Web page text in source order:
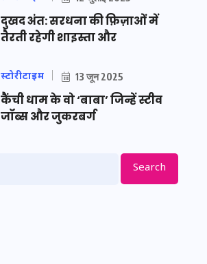
दुखद अंत: सरधना की फ़िज़ाओं में
तैरती रहेगी शाइस्ता और
स्टोरीटाइम 13 जून 2025
कैंची धाम के वो ‘बाबा’ जिन्हें स्टीव
जॉब्स और जुकरबर्ग
Search